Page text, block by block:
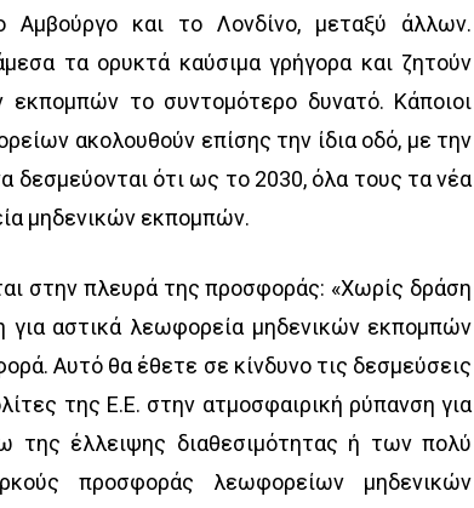
Αμβούργο και το Λονδίνο, μεταξύ άλλων.
τα ορυκτά καύσιμα γρήγορα και ζητούν
το συντομότερο δυνατό. Κάποιοι
ακολουθούν επίσης την ίδια οδό, με την
δεσμεύονται ότι ως το 2030, όλα τους τα νέα
μηδενικών εκπομπών.
στην πλευρά της προσφοράς: «Χωρίς δράση
για αστικά λεωφορεία μηδενικών εκπομπών
Αυτό θα έθετε σε κίνδυνο τις δεσμεύσεις
της Ε.Ε. στην ατμοσφαιρική ρύπανση για
της έλλειψης διαθεσιμότητας ή των πολύ
προσφοράς λεωφορείων μηδενικών